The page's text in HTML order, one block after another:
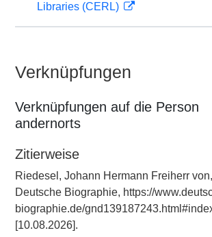
Libraries (CERL)
Verknüpfungen
Verknüpfungen auf die Person
andernorts
Zitierweise
Riedesel, Johann Hermann Freiherr
Deutsche Biographie, https://
biographie.de/
[10.08.2026].